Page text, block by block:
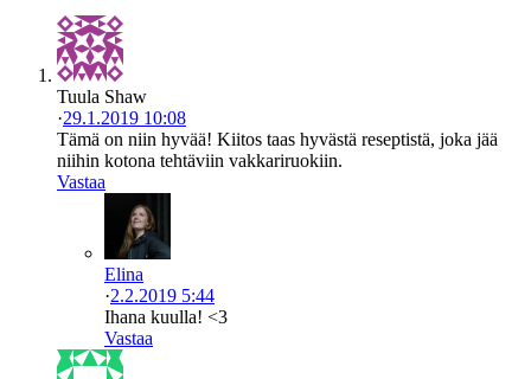
Tuula Shaw
·29.1.2019 10:08
Tämä on niin hyvää! Kiitos taas hyvästä reseptistä, joka jää
niihin kotona tehtäviin vakkariruokiin.
Vastaa
Elina
·2.2.2019 5:44
Ihana kuulla! <3
Vastaa